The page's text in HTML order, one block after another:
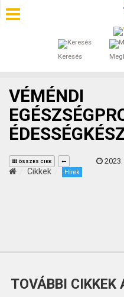
Keresés
SZÁLLÁSOK
ÁLTALÁNOS
KINCSES BARANYA
KAPCSOLAT
VÉMÉNDI
ÖSSZES CIKK
Cikkek Hírek
TOVÁBBI CIKKEK